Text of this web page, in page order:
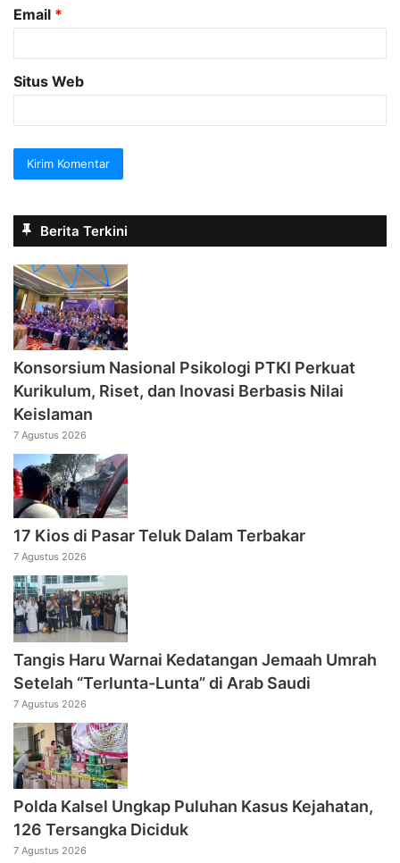
Email *
Situs Web
Berita Terkini
Konsorsium Nasional Psikologi PTKI Perkuat
Kurikulum, Riset, dan Inovasi Berbasis Nilai
Keislaman
7 Agustus 2026
17 Kios di Pasar Teluk Dalam Terbakar
7 Agustus 2026
Tangis Haru Warnai Kedatangan Jemaah Umrah
Setelah “Terlunta-Lunta” di Arab Saudi
7 Agustus 2026
Polda Kalsel Ungkap Puluhan Kasus Kejahatan,
126 Tersangka Diciduk
7 Agustus 2026